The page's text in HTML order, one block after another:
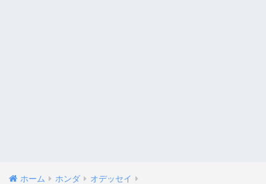
ホーム ホンダ オデッセイ